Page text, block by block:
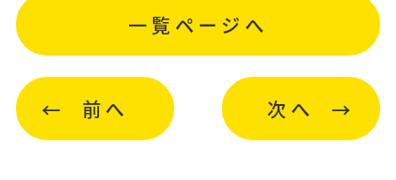
前へ
一覧ページへ
次へ